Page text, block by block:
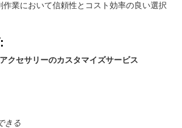
作業において信頼性とコスト効率の良い選択
クセサリーのカスタマイズサービス
きる